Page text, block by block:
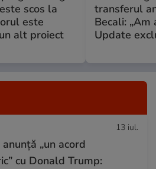
scos la
este
alt proiect
transferul
Becali: „Am
Update
13 iul.
„un acord
cu Donald Trump: